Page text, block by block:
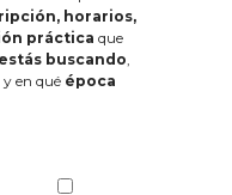
horarios,
práctica que
buscando,
y en qué época